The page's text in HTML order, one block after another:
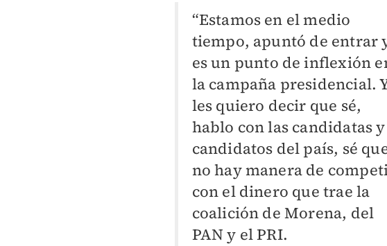
“Estamos en el medio
tiempo, apuntó de entrar
es un punto de inflexión
la campaña presidencial.
les quiero decir que sé,
hablo con las candidatas y
candidatos del país, sé
no hay manera de
con el dinero que trae la
coalición de Morena, del
PAN y el PRI.